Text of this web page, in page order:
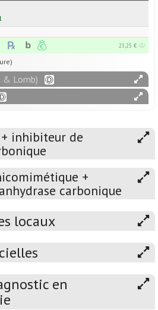
23,25 €
& Lomb)
inhibiteur de
+
carbonique
locaux
en